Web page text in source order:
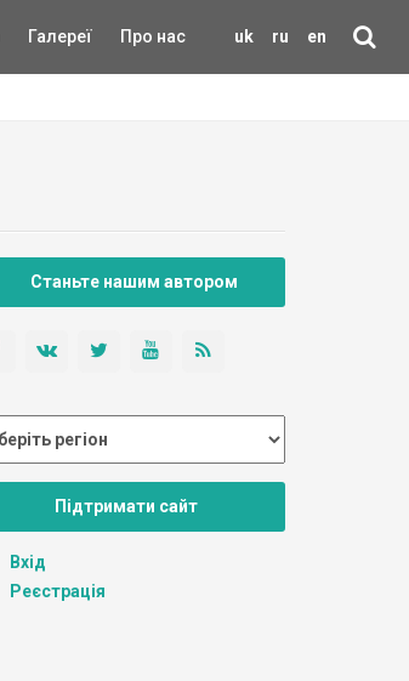
uk ru en
Галереї Про нас
Станьте нашим автором
Підтримати сайт
Вхід
Реєстрація